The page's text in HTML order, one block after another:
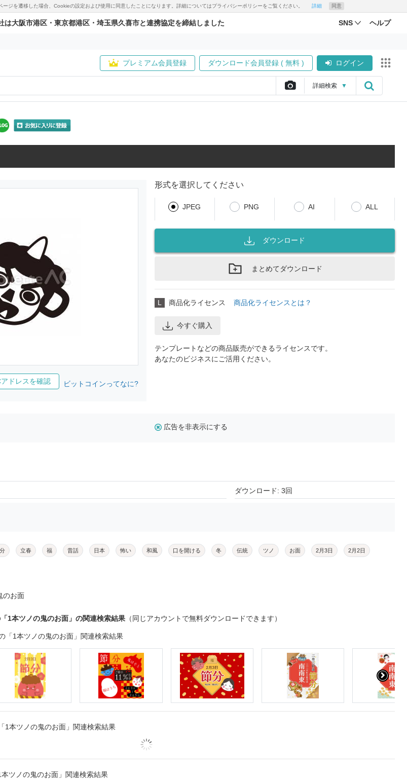
ジを遷移した場合、Cookieの設定および使用に同意したことになります。詳細についてはプライバシーポリシーをご覧ください。 詳細 同意
は大阪市港区・東京都港区・埼玉県久喜市と連携協定を締結しました SNS ヘルプ
プレミアム会員登録 ダウンロード会員登録 ( 無料 ) ログイン
詳細検索 ▼
ドレスを確認 ビットコインってなに?
形式を選択してください
JPEG PNG AI ALL
ダウンロード
まとめてダウンロード
L 商品化ライセンス 商品化ライセンスとは？
今すぐ購入
テンプレートなどの商品販売ができるライセンスです。
あなたのビジネスにご活用ください。
広告を非表示にする
ダウンロード: 3回
立春 福 昔話 日本 怖い 和風 口を開ける 冬 伝統 ツノ お面 2月3日 2月2日
のお面
1本ツノの鬼のお面」の関連検索結果 （同じアカウントで無料ダウンロードできます）
「1本ツノの鬼のお面」関連検索結果
1本ツノの鬼のお面」関連検索結果
ツノの鬼のお面」関連検索結果